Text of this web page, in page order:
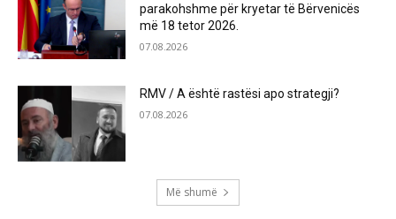
parakohshme për kryetar të Bërvenicës
më 18 tetor 2026.
07.08.2026
RMV / A është rastësi apo strategji?
07.08.2026
Më shumë